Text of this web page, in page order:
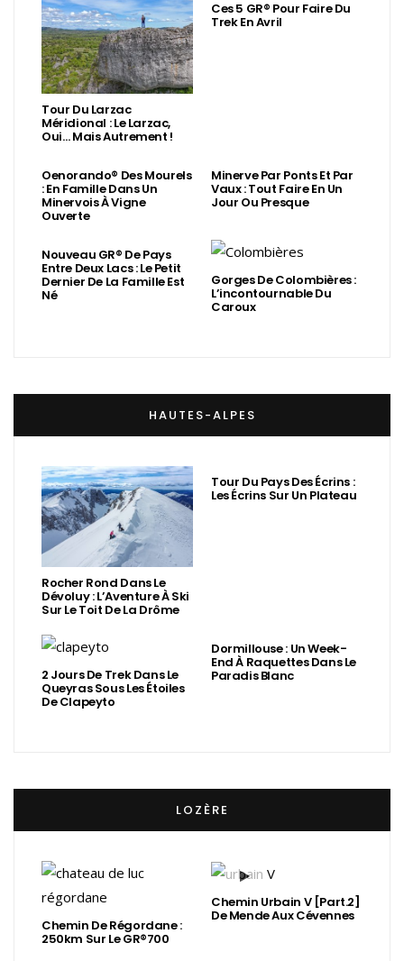
Tour Du Larzac
Méridional : Le Larzac,
Oui… Mais Autrement !
Ces 5 GR® Pour Faire Du
Trek En Avril
Oenorando® Des Mourels
: En Famille Dans Un
Minervois À Vigne
Ouverte
Minerve Par Ponts Et Par
Vaux : Tout Faire En Un
Jour Ou Presque
Nouveau GR® De Pays
Entre Deux Lacs : Le Petit
Dernier De La Famille Est
Né
Gorges De Colombières :
L’incontournable Du
Caroux
HAUTES-ALPES
Rocher Rond Dans Le
Dévoluy : L’Aventure À Ski
Sur Le Toit De La Drôme
Tour Du Pays Des Écrins :
Les Écrins Sur Un Plateau
2 Jours De Trek Dans Le
Queyras Sous Les Étoiles
De Clapeyto
Dormillouse : Un Week-
End À Raquettes Dans Le
Paradis Blanc
LOZÈRE
Chemin De Régordane :
250km Sur Le GR®700
Chemin Urbain V [Part.2]
De Mende Aux Cévennes